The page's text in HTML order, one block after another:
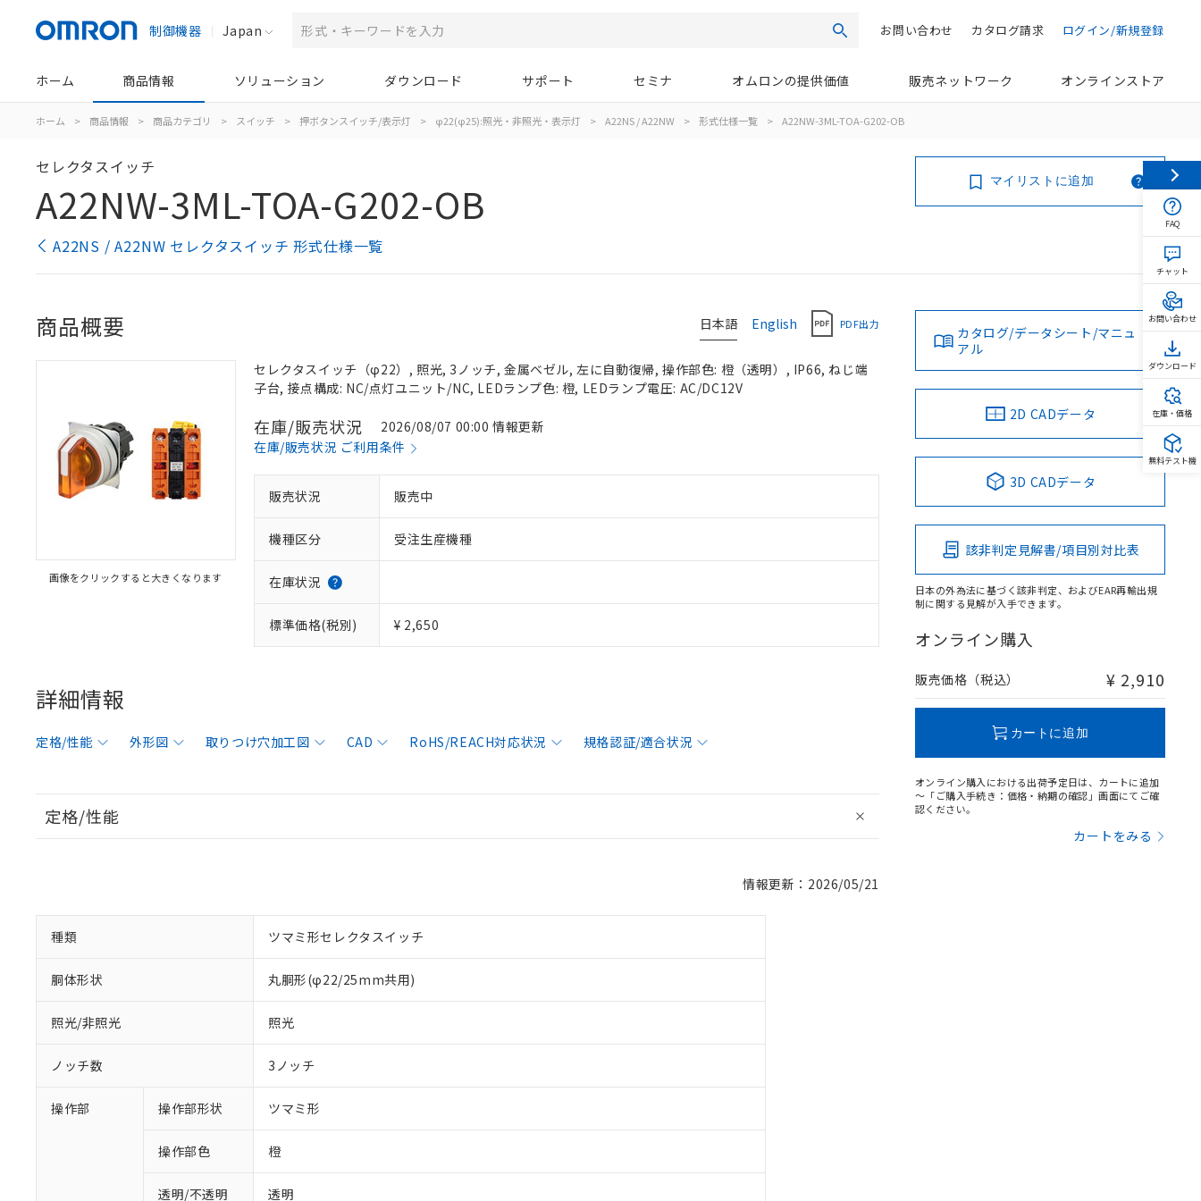
制御機器 Japan 検索 ログイン/新規登録
カタログ請求
お問い合わせ
ホーム 商品情報 ソリューション ダウンロード サポート セミナ オムロンの提供価値 販売ネットワーク オンラインストア
ホーム > 商品情報 > 商品カテゴリ > スイッチ > 押ボタンスイッチ/表示灯 > φ22(φ25):照光・非照光・表示灯 > A22NS / A22NW > 形式仕様一覧 > A22NW-3ML-TOA-G202-OB
セレクタスイッチ
A22NW-3ML-TOA-G202-OB
A22NS / A22NW セレクタスイッチ 形式仕様一覧
マイリストに追加
日本語 English PDF出力
商品概要
画像をクリックすると大きくなります
セレクタスイッチ（φ22）, 照光, 3ノッチ, 金属ベゼル, 左に自動復帰, 操作部色: 橙（透明）, IP66, ねじ端
子台, 接点構成: NC/点灯ユニット/NC, LEDランプ色: 橙, LEDランプ電圧: AC/DC12V
在庫/販売状況
2026/08/07 00:00 情報更新
在庫/販売状況 ご利用条件
販売状況 販売中
機種区分 受注生産機種
在庫状況
標準価格(税別) ¥ 2,650
詳細情報
定格/性能 外形図 取りつけ穴加工図 CAD RoHS/REACH対応状況 規格認証/適合状況
定格/性能
情報更新：2026/05/21
種類 ツマミ形セレクタスイッチ
胴体形状 丸胴形(φ22/25mm共用)
照光/非照光 照光
ノッチ数 3ノッチ
操作部 操作部形状 ツマミ形
操作部色 橙
透明/不透明 透明
カタログ/データシート/マニュ
アル
2D CADデータ
3D CADデータ
該非判定見解書/項目別対比表
日本の外為法に基づく該非判定、およびEAR再輸出規
制に関する見解が入手できます。
オンライン購入
販売価格（税込） ¥ 2,910
カートに追加
オンライン購入における出荷予定日は、カートに追加
～「ご購入手続き：価格・納期の確認」画面にてご確
認ください。
カートをみる
FAQ
チャット
お問い合わせ
ダウンロード
在庫・価格
無料テスト機